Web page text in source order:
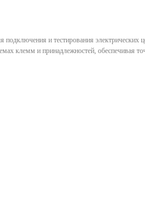
и тестирования электрических
и принадлежностей, обеспечивая